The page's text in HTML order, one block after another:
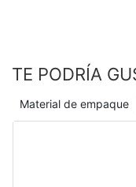
TE PODRÍA
Material de empaque